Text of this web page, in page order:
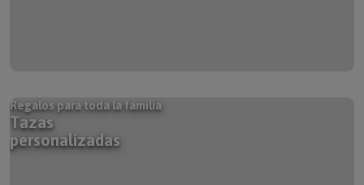
Tazas
personalizadas